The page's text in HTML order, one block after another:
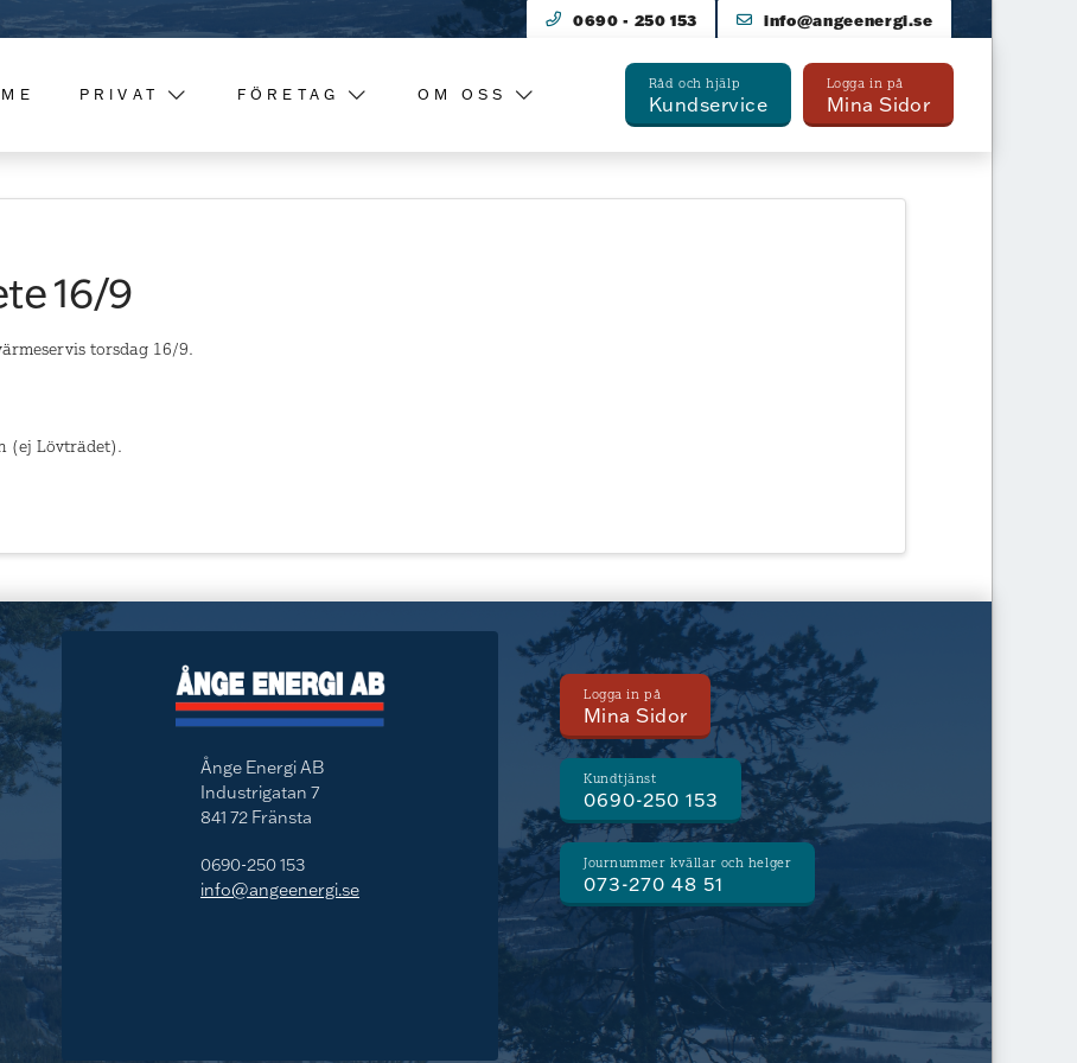
0690 - 250 153 info@angeenergi.se
PRIVAT FÖRETAG OM OSS
Råd och hjälp
Kundservice
Logga in på
Mina Sidor
16/9
torsdag 16/9.
(ej Lövträdet).
Ånge Energi AB
Industrigatan 7
841 72 Fränsta
0690-250 153
info@angeenergi.se
Logga in på
Mina Sidor
Kundtjänst
0690-250 153
Journummer kvällar och helger
073-270 48 51